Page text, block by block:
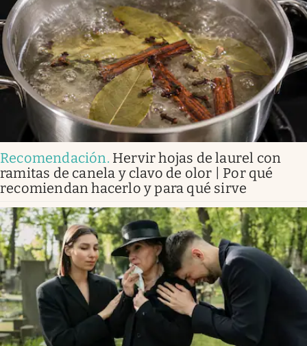
Recomendación. Hervir hojas de laurel con
ramitas de canela y clavo de olor | Por qué
recomiendan hacerlo y para qué sirve